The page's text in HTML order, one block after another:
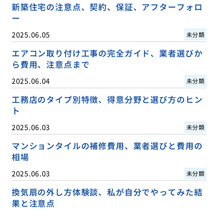
新築住宅の注意点、契約、保証、アフターフォロ
ー
2025.06.05 未分類
エアコン取り付け工事の完全ガイド、業者選びか
ら費用、注意点まで
2025.06.04 未分類
工務店のタイプ別特徴、得意分野と選び方のヒン
ト
2025.06.03 未分類
マンションタイルの補修費用、業者選びと費用の
相場
2025.06.03 未分類
換気扇の外し方体験談、私が自分でやってみた結
果と注意点